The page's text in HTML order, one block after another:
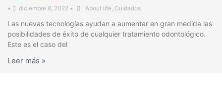
• diciembre 8, 2022 • About life Cuidados
Las nuevas tecnologías ayudan a aumentar en gran medida las
posibilidades de éxito de cualquier tratamiento odontológico.
Este es el caso del
Leer más »